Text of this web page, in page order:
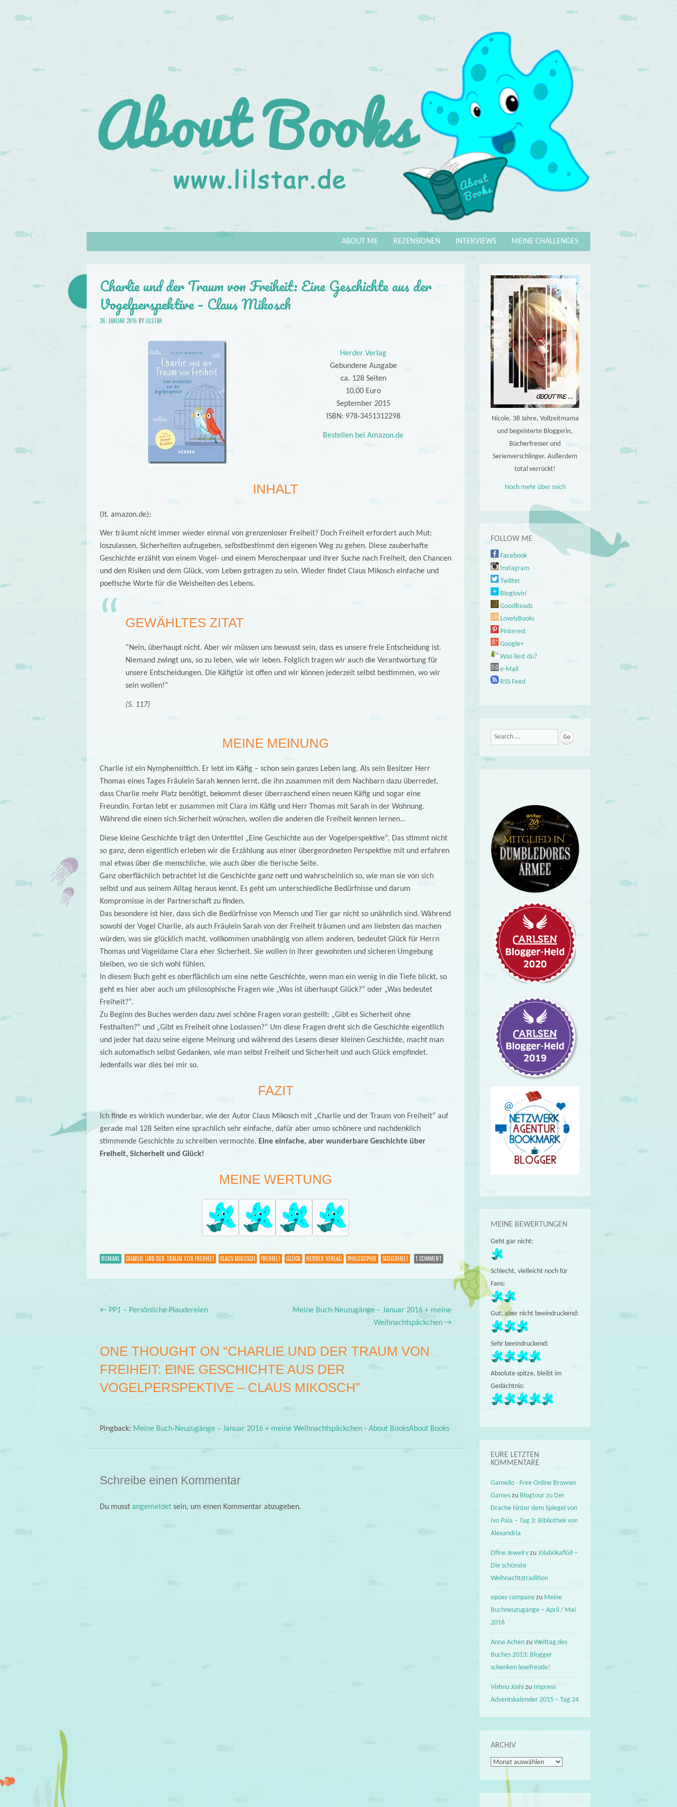
About
Books
Menu MEINE CHALLENGES
INTERVIEWS
REZENSIONEN
ABOUT ME
Charlie und der Traum von Freiheit: Eine Geschichte aus der
Vogelperspektive – Claus Mikosch
26. JANUAR 2016 BYLILSTAR
Herder Verlag
Gebundene Ausgabe
ca. 128 Seiten
10,00 Euro
September 2015
ISBN: 978-3451312298
Bestellen bei Amazon.de
INHALT
(lt. amazon.de):
Wer träumt nicht immer wieder einmal von grenzenloser Freiheit? Doch Freiheit erfordert auch Mut:
loszulassen, Sicherheiten aufzugeben, selbstbestimmt den eigenen Weg zu gehen. Diese zauberhafte
Geschichte erzählt von einem Vogel- und einem Menschenpaar und ihrer Suche nach Freiheit, den Chancen
und den Risiken und dem Glück, vom Leben getragen zu sein. Wieder findet Claus Mikosch einfache und
poetische Worte für die Weisheiten des Lebens.
GEWÄHLTES ZITAT
“Nein, überhaupt nicht. Aber wir müssen uns bewusst sein, dass es unsere freie Entscheidung ist.
Niemand zwingt uns, so zu leben, wie wir leben. Folglich tragen wir auch die Verantwortung für
unsere Entscheidungen. Die Käfigtür ist offen und wir können jederzeit selbst bestimmen, wo wir
sein wollen!”
(S. 117)
MEINE MEINUNG
Charlie ist ein Nymphensittich. Er lebt im Käfig – schon sein ganzes Leben lang. Als sein Besitzer Herr
Thomas eines Tages Fräulein Sarah kennen lernt, die ihn zusammen mit dem Nachbarn dazu überredet,
dass Charlie mehr Platz benötigt, bekommt dieser überraschend einen neuen Käfig und sogar eine
Freundin. Fortan lebt er zusammen mit Clara im Käfig und Herr Thomas mit Sarah in der Wohnung.
Während die einen sich Sicherheit wünschen, wollen die anderen die Freiheit kennen lernen…
Diese kleine Geschichte trägt den Untertitel „Eine Geschichte aus der Vogelperspektive“. Das stimmt nicht
so ganz, denn eigentlich erleben wir die Erzählung aus einer übergeordneten Perspektive mit und erfahren
mal etwas über die menschliche, wie auch über die tierische Seite.
Ganz oberflächlich betrachtet ist die Geschichte ganz nett und wahrscheinlich so, wie man sie von sich
selbst und aus seinem Alltag heraus kennt. Es geht um unterschiedliche Bedürfnisse und darum
Kompromisse in der Partnerschaft zu finden.
Das besondere ist hier, dass sich die Bedürfnisse von Mensch und Tier gar nicht so unähnlich sind. Während
sowohl der Vogel Charlie, als auch Fräulein Sarah von der Freiheit träumen und am liebsten das machen
würden, was sie glücklich macht, vollkommen unabhängig von allem anderen, bedeutet Glück für Herrn
Thomas und Vogeldame Clara eher Sicherheit. Sie wollen in ihrer gewohnten und sicheren Umgebung
bleiben, wo sie sich wohl fühlen.
In diesem Buch geht es oberflächlich um eine nette Geschichte, wenn man ein wenig in die Tiefe blickt, so
geht es hier aber auch um philosophische Fragen wie „Was ist überhaupt Glück?“ oder „Was bedeutet
Freiheit?“.
Zu Beginn des Buches werden dazu zwei schöne Fragen voran gestellt: „Gibt es Sicherheit ohne
Festhalten?“ und „Gibt es Freiheit ohne Loslassen?“ Um diese Fragen dreht sich die Geschichte eigentlich
und jeder hat dazu seine eigene Meinung und während des Lesens dieser kleinen Geschichte, macht man
sich automatisch selbst Gedanken, wie man selbst Freiheit und Sicherheit und auch Glück empfindet.
Jedenfalls war dies bei mir so.
FAZIT
Ich finde es wirklich wunderbar, wie der Autor Claus Mikosch mit „Charlie und der Traum von Freiheit“ auf
gerade mal 128 Seiten eine sprachlich sehr einfache, dafür aber umso schönere und nachdenklich
stimmende Geschichte zu schreiben vermochte. Eine einfache, aber wunderbare Geschichte über
Freiheit, Sicherheit und Glück!
MEINE WERTUNG
ROMANE CHARLIE UND DER TRAUM VON FREIHEIT CLAUS MIKOSCH FREIHEIT GLÜCK HERDER VERLAG PHILOSOPHIE SICHERHEIT 1 COMMENT
Post navigation
←PP1 – Persönliche Plaudereien
Meine Buch-Neuzugänge – Januar 2016 + meine
Weihnachtspäckchen→
ONE THOUGHT ON “CHARLIE UND DER TRAUM VON
FREIHEIT: EINE GESCHICHTE AUS DER
VOGELPERSPEKTIVE – CLAUS MIKOSCH”
Pingback: Meine Buch-Neuzugänge – Januar 2016 + meine Weihnachtspäckchen - About BooksAbout Books
Schreibe einen Kommentar
Du musst angemeldetsein, um einen Kommentar abzugeben.
Nicole, 38 Jahre, Vollzeitmama
und begeisterte Bloggerin,
Bücherfresser und
Serienverschlinger. Außerdem
total verrückt!
Noch mehr über mich
FOLLOW ME
Facebook
Instagram
Twitter
Bloglovin'
GoodReads
LovelyBooks
Pinterest
Google+
Was liest du?
e-Mail
RSS Feed
Search
MEINE BEWERTUNGEN
Geht gar nicht:
Schlecht, vielleicht noch für
Fans:
Gut, aber nicht beeindruckend:
Sehr beeindruckend:
Absolute spitze, bleibt im
Gedächtnis:
EURE LETZTEN
KOMMENTARE
Gameilo - Free Online Browser
Games zu Blogtour zu Der
Drache hinter dem Spiegel von
Ivo Pala – Tag 3: Bibliothek von
Alexandria
Dfine Jewelry zuJólabókaflóð –
Die schönste
Weihnachtstradition
epoxy company zu Meine
Buchneuzugänge – April / Mai
2016
Anna Achen zuWelttag des
Buches 2013: Blogger
schenken lesefreude!
Vishnu Joshi zu Impress
Adventskalender 2015 – Tag 24
ARCHIV
Archiv